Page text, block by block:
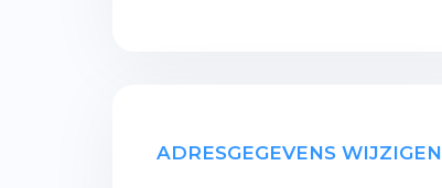
ADRESGEGEVENS WIJZIGEN